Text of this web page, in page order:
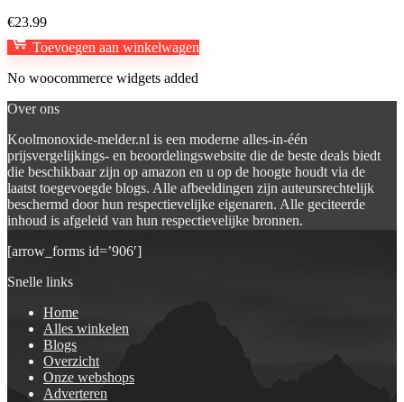
€23.99
Toevoegen aan winkelwagen
No woocommerce widgets added
Over ons
Koolmonoxide-melder.nl is een moderne alles-in-één
prijsvergelijkings- en beoordelingswebsite die de beste deals biedt
die beschikbaar zijn op amazon en u op de hoogte houdt via de
laatst toegevoegde blogs. Alle afbeeldingen zijn auteursrechtelijk
beschermd door hun respectievelijke eigenaren. Alle geciteerde
inhoud is afgeleid van hun respectievelijke bronnen.
[arrow_forms id=’906′]
Snelle links
Home
Alles winkelen
Blogs
Overzicht
Onze webshops
Adverteren